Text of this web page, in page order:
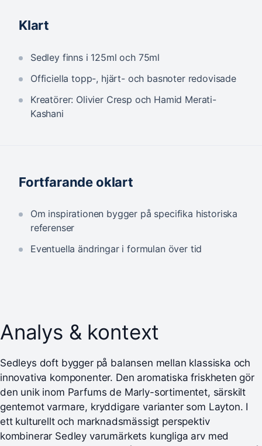
Klart
Sedley finns i 125ml och 75ml
Officiella topp-, hjärt- och basnoter redovisade
Kreatörer: Olivier Cresp och Hamid Merati-
Kashani
Fortfarande oklart
Om inspirationen bygger på specifika historiska
referenser
Eventuella ändringar i formulan över tid
Analys & kontext
Sedleys doft bygger på balansen mellan klassiska och
innovativa komponenter. Den aromatiska friskheten gör
den unik inom Parfums de Marly-sortimentet, särskilt
gentemot varmare, kryddigare varianter som Layton. I
ett kulturellt och marknadsmässigt perspektiv
kombinerar Sedley varumärkets kungliga arv med